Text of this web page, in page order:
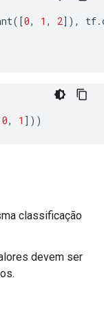
([0, 1 , 2]), tf.
0, 1 ]))
classificação
devem ser